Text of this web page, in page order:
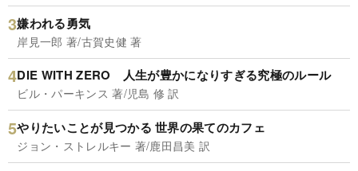
嫌われる勇気
岸見一郎 著/古賀史健 著
DIE WITH ZERO 人生が豊かになりすぎる究極のルール
ビル・パーキンス 著/児島 修 訳
やりたいことが見つかる 世界の果てのカフェ
ジョン・ストレルキー 著/鹿田昌美 訳